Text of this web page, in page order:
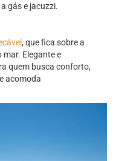
gás e jacuzzi.
, que fica sobre a
Elegante e
quem busca conforto,
acomoda